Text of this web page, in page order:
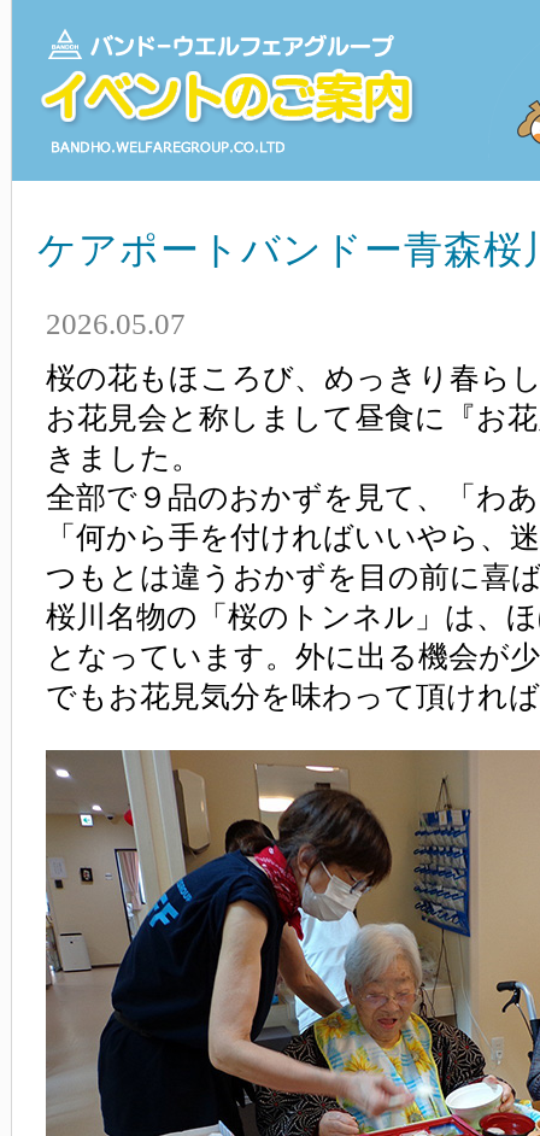
ケアポートバンドー青森桜
2026.05.07
桜の花もほころび、めっきり春ら
お花見会と称しまして昼食に『お
きました。
全部で９品のおかずを見て、「わ
「何から手を付ければいいやら、
つもとは違うおかずを目の前に喜
桜川名物の「桜のトンネル」は、
となっています。外に出る機会が
でもお花見気分を味わって頂けれ